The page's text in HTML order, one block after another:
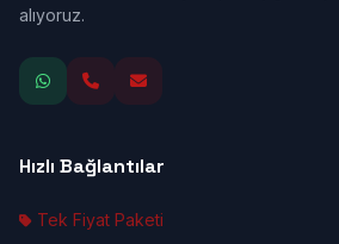
alıyoruz.
Hızlı Bağlantılar
Tek Fiyat Paketi